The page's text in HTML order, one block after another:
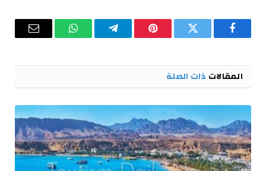
فيسبوك تويتر بينتيريستتيلقرام واتساب البريد
المقالات ذات الصلة